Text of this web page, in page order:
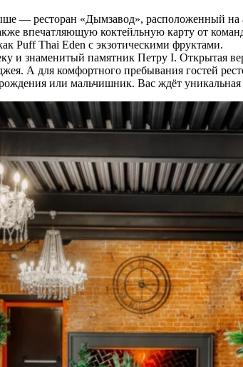
— ресторан «Дымзавод», расположенный на
впечатляющую коктейльную карту от
Puff Thai Eden с экзотическими фруктами.
знаменитый памятник Петру I. Открытая
А для комфортного пребывания гостей
или мальчишник. Вас ждёт